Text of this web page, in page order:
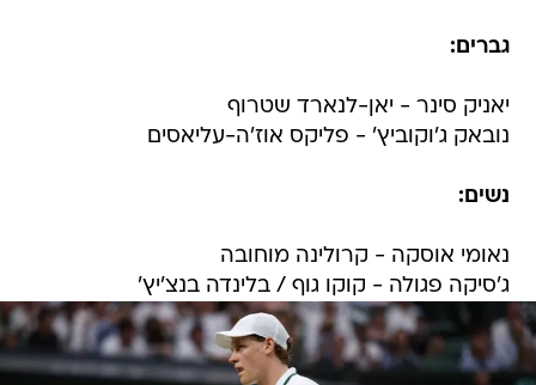
גברים:
יאניק סינר - יאן-לנארד שטרוף
נובאק ג'וקוביץ' - פליקס אוז'ה-עליאסים
נשים:
נאומי אוסקה - קרולינה מוחובה
ג'סיקה פגולה - קוקו גוף / בלינדה בנצ'יץ'